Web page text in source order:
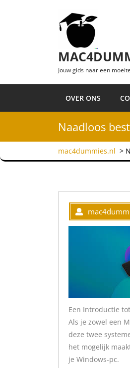
Jouw gids naar een
OVER ONS
Naadloos
mac4dummies.nl >
Een Introductie
Als je zowel een
deze twee
het mogelijk
je Windows-pc.